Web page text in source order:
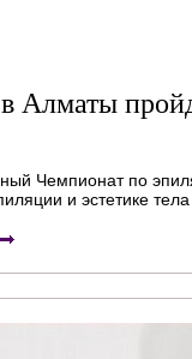
Алматы
Чемпионат по
и эстетике тела